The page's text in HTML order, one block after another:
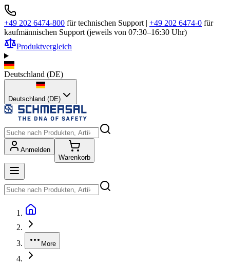
+49 202 6474-800 für technischen Support | +49 202 6474-0 für
kaufmännischen Support (jeweils von 07:30–16:30 Uhr)
Produktvergleich
Deutschland (DE)
Deutschland (DE)
Anmelden
Warenkorb
More